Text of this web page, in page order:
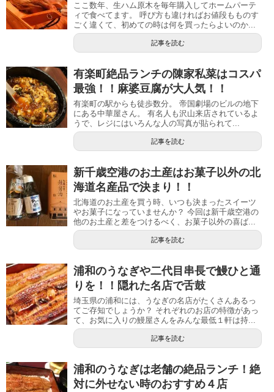
ここ数年、生ハム原木を毎年購入してホームパーテ
ィで食べてます。 呼び方も違ければお値段もものす
ごく違くて、初めての時は何を買ったらよいのか...
記事を読む
有楽町絶品ランチの陳家私菜はコスパ
最強！！麻婆豆腐が大人気！！
有楽町の駅からも徒歩数分。 帝国劇場のビルの地下
にある中華屋さん。 有名人も沢山来店されているよ
うで、レジにはいろんな人の写真が貼られて...
記事を読む
新千歳空港のお土産はお菓子以外の北
海道名産品で決まり！！
北海道のお土産を買う時、いつも決まったスイーツ
やお菓子になっていませんか？ 今回は新千歳空港の
他のお土産と差をつけるべく、お菓子以外の喜ば...
記事を読む
浦和のうなぎや二代目串長で鰻ひと通
りを！！隠れた名店で舌鼓
埼玉県の浦和には、うなぎの名店がたくさんあるっ
てご存知でしょうか？ それぞれのお店の特徴があっ
て、お気に入りの鰻屋さんをみんな最低１軒は持...
記事を読む
浦和のうなぎは老舗の絶品ランチ！絶
対に外せない時のおすすめ４店